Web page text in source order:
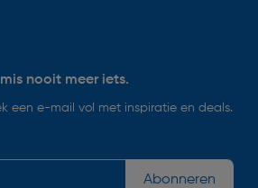
nooit meer iets.
een e-mail vol met inspiratie en deals.
Abonneren